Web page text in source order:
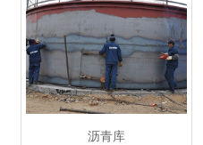
沥青库